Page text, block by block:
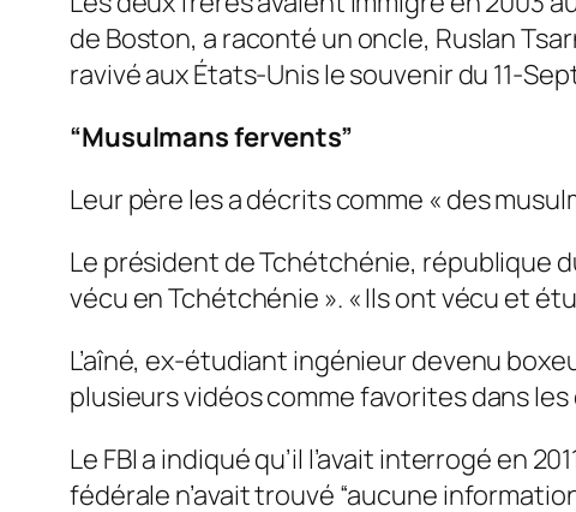
de Boston, a raconté un oncle, Ruslan
ravivé aux États-Unis le souvenir du 11-
“Musulmans fervents”
Leur père les a décrits comme « des
Le président de Tchétchénie, république
vécu en Tchétchénie ». « Ils ont vécu et
L’aîné, ex-étudiant ingénieur devenu
plusieurs vidéos comme favorites dans
Le FBI a indiqué qu’il l’avait interrogé en
fédérale n’avait trouvé “aucune